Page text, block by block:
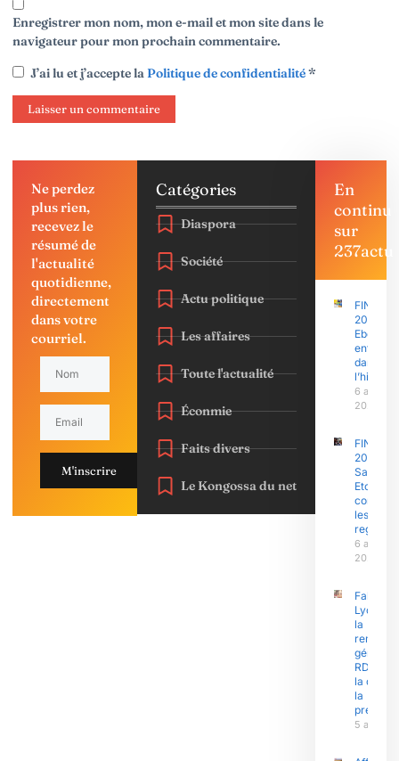
Enregistrer mon nom, mon e-mail et mon site dans le
navigateur pour mon prochain commentaire.
J’ai lu et j’accepte laPolitique de confidentialité*
Ne perdez
plus rien,
recevez le
résumé de
l'actualité
quotidienne,
directement
dans votre
courriel.
M'inscrire
Catégories
Diaspora
Société
Actu politique
Les affaires
Toute l'actualité
Éconmie
Faits divers
Le Kongossa du net
En
continu
sur
237actu
FINAJU
2026 :
Ebolowa
entre
dans
l’histoire
6 août
2026
FINAJU
2026 :
Samuel
Eto’o Fils
les
regards
6 août
2026
Fako :
Lyonga
la
RDPC
la
la
5 août